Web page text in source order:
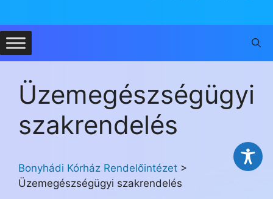
Üzemegészségügyi
szakrendelés
Bonyhádi Kórház Rendelőintézet >
Üzemegészségügyi szakrendelés